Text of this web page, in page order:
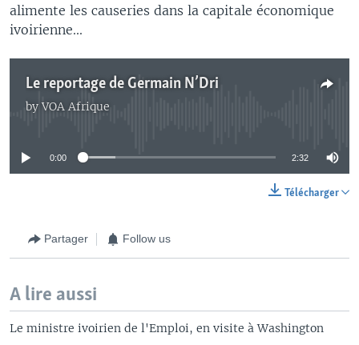
alimente les causeries dans la capitale économique
ivoirienne...
Le reportage de Germain N’Dri
byVOA Afrique
No media source currently available
0:00 2:32
Télécharger
Partager Follow us
A lire aussi
Le ministre ivoirien de l'Emploi, en visite à Washington